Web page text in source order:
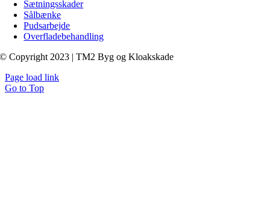
Sætningsskader
Sålbænke
Pudsarbejde
Overfladebehandling
© Copyright 2023 | TM2 Byg og Kloakskade
Page load link
Go to Top